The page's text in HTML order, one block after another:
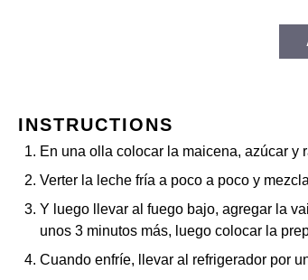
INSTRUCTIONS
En una olla colocar la maicena, azúcar y
Verter la leche fría a poco a poco y
Y luego llevar al fuego bajo, agregar la
unos 3 minutos más, luego colocar la
Cuando enfríe, llevar al refrigerador por